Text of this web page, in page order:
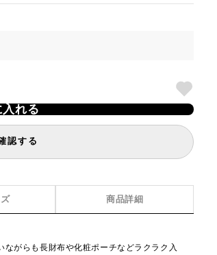
れる
認する
商品詳細
がらも長財布や化粧ポーチなどラクラク入